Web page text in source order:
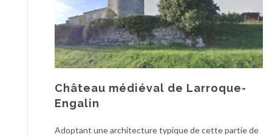
Château médiéval de Larroque-
Engalin
Adoptant une architecture typique de cette partie de